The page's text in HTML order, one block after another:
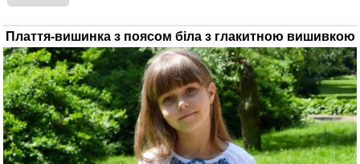
Плаття-вишинка з поясом біла з глакитною вишивкою